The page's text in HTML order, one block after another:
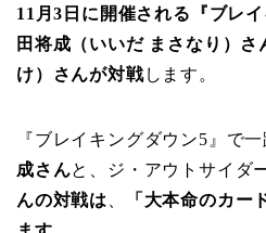
11月3日に開催される『ブレ
田将成（いいだ まさなり）
け）さんが対戦します。
『ブレイキングダウン5』で
成さんと、ジ・アウトサイダ
んの対戦は
「大本命のカー